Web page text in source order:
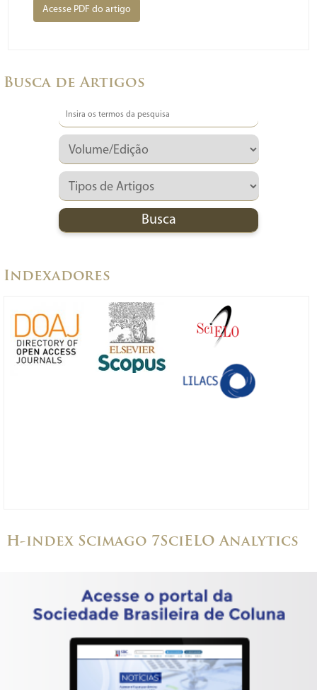
Acesse PDF do artigo
Busca de Artigos
Indexadores
H-index Scimago 7SciELO Analytics